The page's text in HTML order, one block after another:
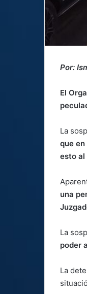
Por:
El
La
que
esto al
una
La
poder
La